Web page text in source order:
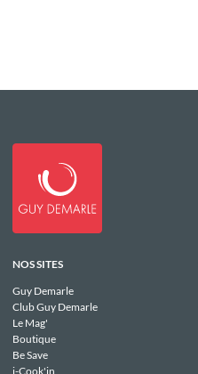
NOS SITES
Guy Demarle
Club Guy Demarle
Le Mag'
Boutique
Be Save
i-Cook'in